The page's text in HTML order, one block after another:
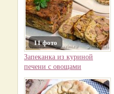
11 фото
Запеканка из куриной
печени с овощами